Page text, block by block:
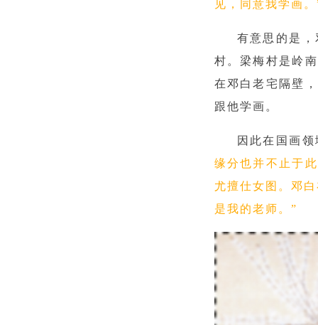
见，同意我学画。
有意思的是
村。梁梅村是岭
在邓白老宅隔壁
跟他学画。
因此在国画
缘分也并不止于
尤擅仕女图。邓
是我的老师。”